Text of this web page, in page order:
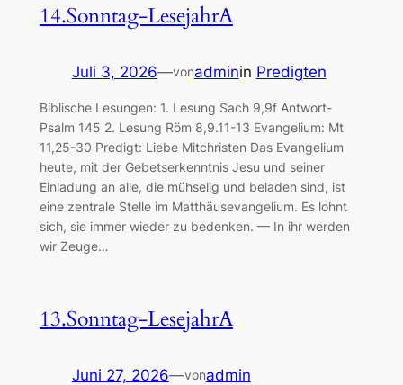
14.Sonntag-LesejahrA
Juli 3, 2026—vonadminin Predigten
Biblische Lesungen: 1. Lesung Sach 9,9f Antwort-
Psalm 145 2. Lesung Röm 8,9.11-13 Evangelium: Mt
11,25-30 Predigt: Liebe Mitchristen Das Evangelium
heute, mit der Gebetserkenntnis Jesu und seiner
Einladung an alle, die mühselig und beladen sind, ist
eine zentrale Stelle im Matthäusevangelium. Es lohnt
sich, sie immer wieder zu bedenken. — In ihr werden
wir Zeuge…
13.Sonntag-LesejahrA
Juni 27, 2026—vonadmin